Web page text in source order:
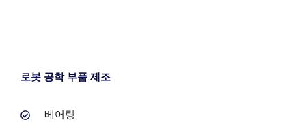
로봇 공학 부품 제조
베어링